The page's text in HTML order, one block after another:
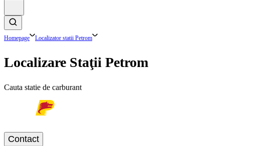
Homepage Localizator statii Petrom
Localizare Staţii Petrom
Cauta statie de carburant
Contact